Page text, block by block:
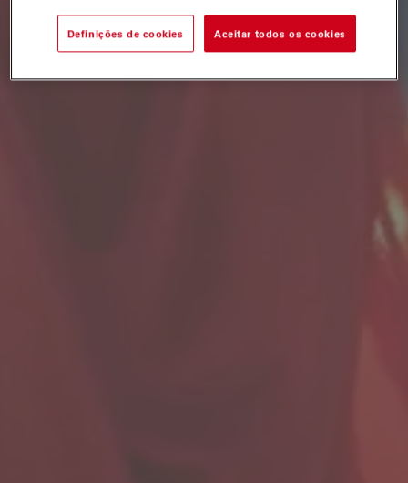
Definições de cookies Aceitar todos os cookies